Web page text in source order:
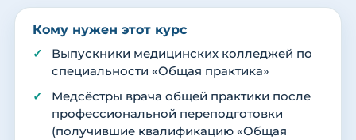
Кому нужен этот курс
Выпускники медицинских колледжей по
специальности «Общая практика»
Медсёстры врача общей практики после
профессиональной переподготовки
(получившие квалификацию «Общая